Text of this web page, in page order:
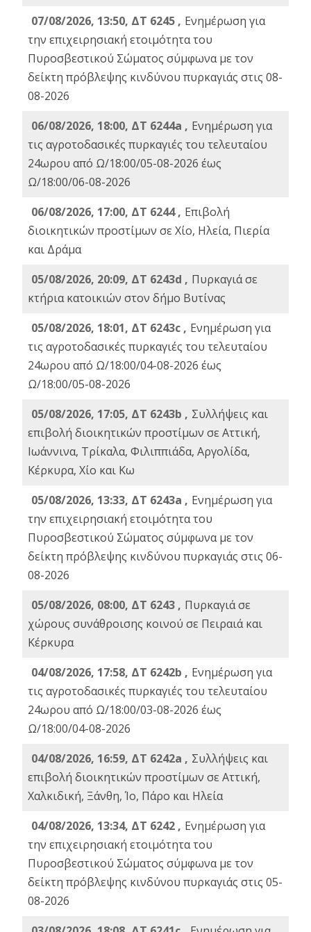
07/08/2026, 13:50, ΔΤ 6245 , Ενημέρωση για
την επιχειρησιακή ετοιμότητα του
Πυροσβεστικού Σώματος σύμφωνα με τον
δείκτη πρόβλεψης κινδύνου πυρκαγιάς στις 08-
08-2026
06/08/2026, 18:00, ΔΤ 6244a , Ενημέρωση για
τις αγροτοδασικές πυρκαγιές του τελευταίου
24ωρου από Ω/18:00/05-08-2026 έως
Ω/18:00/06-08-2026
06/08/2026, 17:00, ΔΤ 6244 , Επιβολή
διοικητικών προστίμων σε Χίο, Ηλεία, Πιερία
και Δράμα
05/08/2026, 20:09, ΔΤ 6243d , Πυρκαγιά σε
κτήρια κατοικιών στον δήμο Βυτίνας
05/08/2026, 18:01, ΔΤ 6243c , Ενημέρωση για
τις αγροτοδασικές πυρκαγιές του τελευταίου
24ωρου από Ω/18:00/04-08-2026 έως
Ω/18:00/05-08-2026
05/08/2026, 17:05, ΔΤ 6243b , Συλλήψεις και
επιβολή διοικητικών προστίμων σε Αττική,
Ιωάννινα, Τρίκαλα, Φιλιππιάδα, Αργολίδα,
Κέρκυρα, Χίο και Κω
05/08/2026, 13:33, ΔΤ 6243a , Ενημέρωση για
την επιχειρησιακή ετοιμότητα του
Πυροσβεστικού Σώματος σύμφωνα με τον
δείκτη πρόβλεψης κινδύνου πυρκαγιάς στις 06-
08-2026
05/08/2026, 08:00, ΔΤ 6243 , Πυρκαγιά σε
χώρους συνάθροισης κοινού σε Πειραιά και
Κέρκυρα
04/08/2026, 17:58, ΔΤ 6242b , Ενημέρωση για
τις αγροτοδασικές πυρκαγιές του τελευταίου
24ωρου από Ω/18:00/03-08-2026 έως
Ω/18:00/04-08-2026
04/08/2026, 16:59, ΔΤ 6242a , Συλλήψεις και
επιβολή διοικητικών προστίμων σε Αττική,
Χαλκιδική, Ξάνθη, Ίο, Πάρο και Ηλεία
04/08/2026, 13:34, ΔΤ 6242 , Ενημέρωση για
την επιχειρησιακή ετοιμότητα του
Πυροσβεστικού Σώματος σύμφωνα με τον
δείκτη πρόβλεψης κινδύνου πυρκαγιάς στις 05-
08-2026